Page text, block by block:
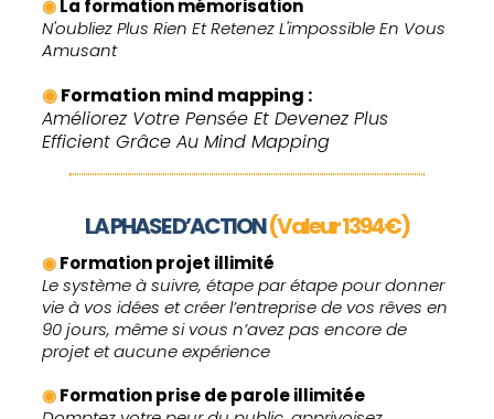
◉La formation mémorisation
N'oubliez Plus Rien Et Retenez L'impossible En Vous
Amusant
◉Formation mind mapping :
Améliorez Votre Pensée Et Devenez Plus
Efficient Grâce Au Mind Mapping
LA PHASE D’ACTION(Valeur 1394€)
◉Formation projet illimité
Le système à suivre, étape par étape pour donner
vie à vos idées et créer l’entreprise de vos rêves en
90 jours, même si vous n’avez pas encore de
projet et aucune expérience
◉Formation prise de parole illimitée